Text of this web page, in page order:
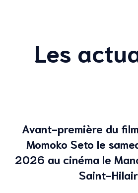
Les
Avant-première du
Momoko Seto le
2026 au cinéma le
Saint-